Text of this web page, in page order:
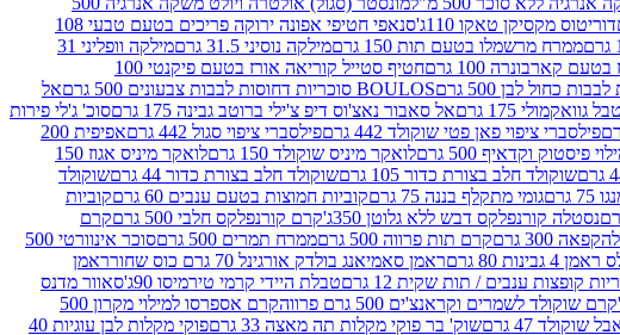
דוריטוס מקסיקן טאקו 110ג'
סנאפי חטיפי אפונה ירוקה פריכים בטעם טבעי 108
ממרח מרשמלו בטעם תות 150 גרם מילקה נוסיני 31.5 גרם
מילקה וופליני 31
קארבונרה 100 גרם
חטיף סטייל קוריאה אורז בטעם פיקנטי 100
BOULOS סוכריות דחוסות לבבות צבעונים 500 גרם
אל
175 גרם אל סאבור נאצ'וס דיפ צ'ילי ברוטב גבינה 175 גרם
סוכ' ג'לי פירות
פילסברי ציפוי פאן פטי שוקולד 442 גרם פילסברי ציפוי סגול 442 גרם
אפיפית 200
וקדאיף 500 גרם לואקר מיניס שוקולד 150 גרם
לואקר מיניס אגוז 150
שוקולד חלב בצורת כדור 105 גרם שוקולד חלב בצורת כדור 44 גרם
שוקולד
גומי מתקלף בננה 75 גרם קוביות חמוצות בטעם ענבים 60 גרם
קוביות
נסטלה קורנפלקס דבש ללא גלוטן 350ג' קרם קורנפלקס חלבי 500 גרם
קרם
300 גרם קרם תות פרווה 500 גרם ממרח תמרים 500 גרם
סוכר אינוורטי 500
4 גבינות 80 גרם ראמן סאמיאנג בולדק אורגינל 70 גרם כוס שחור
ראמן
קופצות ענבים / תות שקית 12 גרם טבלת היידי קרמי טירמיסו 90ג'
סאוור מדנס
קרם שוקולד לשמרים וקראנצ'ים 500 גרם פרווה
קרם אספרסו למילוי מקרון 500
47 גרם שוק' בר פוקי מקלות תה מאצה 33 גרם
פוקי מקלות לבן עוגיות 40